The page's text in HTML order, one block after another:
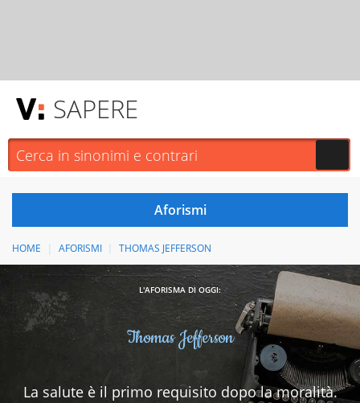
SAPERE
HOME AFORISMI THOMAS JEFFERSON
L'AFORISMA DI OGGI:
Thomas Jefferson
La salute è il primo requisito dopo la moralità.